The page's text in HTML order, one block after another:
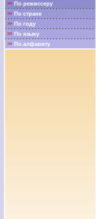
По режиссеру
По стране
По году
По языку
По алфавиту